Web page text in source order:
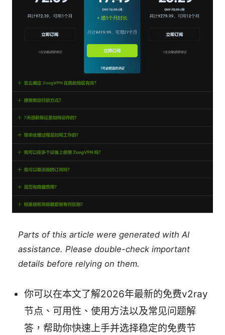
Parts of this article were generated with AI
assistance. Please double-check important
details before relying on them.
你可以在本文了解2026年最新的免费v2ray
节点、可用性、使用方法以及常见问题解
答，帮助你快速上手并选择稳定的免费节